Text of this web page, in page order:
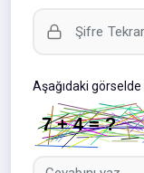
Aşağıdaki